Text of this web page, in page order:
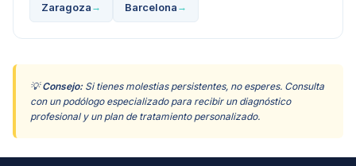
Zaragoza → Barcelona →
💡Consejo:Si tienes molestias persistentes, no esperes. Consulta
con un podólogo especializado para recibir un diagnóstico
profesional y un plan de tratamiento personalizado.